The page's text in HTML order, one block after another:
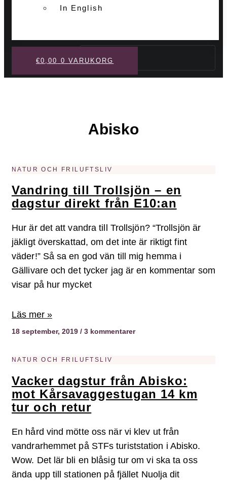
In English
Sök
€0,00 0 VARUKORG
Abisko
NATUR OCH FRILUFTSLIV
Vandring till Trollsjön – en
dagstur direkt från E10:an
Hur är det att vandra till Trollsjön? “Trollsjön är
jäkligt överskattad, om det inte är riktigt fint
väder!” Så sa en god vän till mig hemma i
Gällivare och det tycker jag är en kommentar som
visar på hur mycket
Läs mer »
18 september, 2019 3 kommentarer
NATUR OCH FRILUFTSLIV
Vacker dagstur från Abisko:
mot Kårsavaggestugan 14 km
tur och retur
En hård vind mötte oss när vi klev ut från
vandrarhemmet på STFs turiststation i Abisko.
Wow. Det lär bli en blåsig tur om vi ska ta oss
ända upp till stationen på fjället Nuolja dit